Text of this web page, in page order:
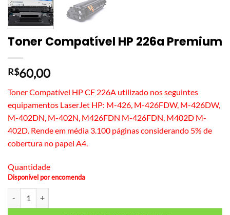
Toner Compatível HP 226a Premium
R$60,00
Toner Compatível HP CF 226A utilizado nos seguintes
equipamentos LaserJet HP: M-426, M-426FDW, M-426DW,
M-402DN, M-402N, M426FDN M-426FDN, M402D M-
402D. Rende em média 3.100 páginas considerando 5% de
cobertura no papel A4.
Quantidade
Disponível por encomenda